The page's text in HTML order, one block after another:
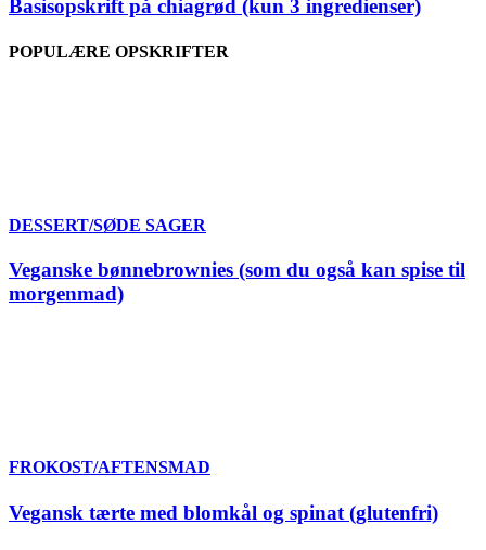
Basisopskrift på chiagrød (kun 3 ingredienser)
POPULÆRE OPSKRIFTER
DESSERT/SØDE SAGER
Veganske bønnebrownies (som du også kan spise til
morgenmad)
FROKOST/AFTENSMAD
Vegansk tærte med blomkål og spinat (glutenfri)